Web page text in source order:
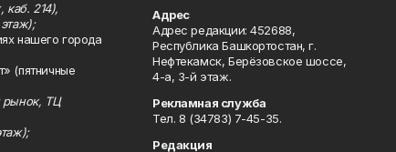
каб. 214),
нашего города
(пятничные
рынок, ТЦ
Адрес
Адрес редакции: 452688,
Республика Башкортостан, г.
Нефтекамск, Берёзовское шоссе,
4-а, 3-й этаж.
Рекламная служба
Тел. 8 (34783) 7-45-35.
Редакция